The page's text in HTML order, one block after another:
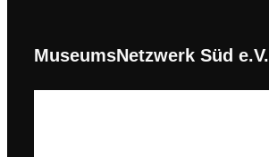
MuseumsNetzwerk Süd e.V.